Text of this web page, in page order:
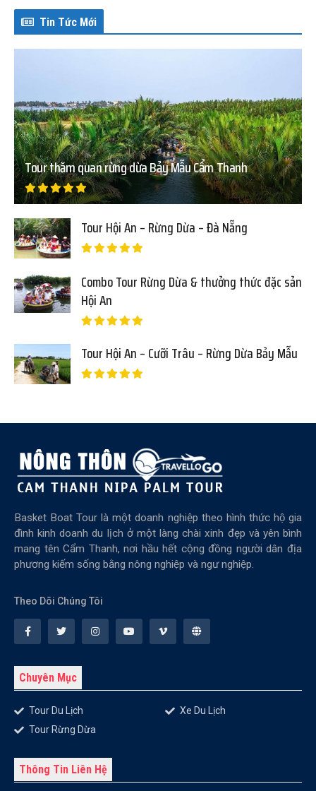
Tin Tức Mới
Tour thăm quan rừng dừa Bảy Mẫu Cẩm Thanh
Tour Hội An – Rừng Dừa – Đà Nẵng
Combo Tour Rừng Dừa & thưởng thức đặc sản
Hội An
Tour Hội An – Cưỡi Trâu – Rừng Dừa Bảy Mẫu
Basket Boat Tour là một doanh nghiệp theo hình thức hộ gia
đình kinh doanh du lịch ở một làng chài xinh đẹp và yên bình
mang tên Cẩm Thanh, nơi hầu hết cộng đồng người dân địa
phương kiếm sống bằng nông nghiệp và ngư nghiệp.
Theo Dõi Chúng Tôi
Chuyên Mục
Tour Du Lịch
Tour Rừng Dừa
Xe Du Lịch
Thông Tin Liên Hệ